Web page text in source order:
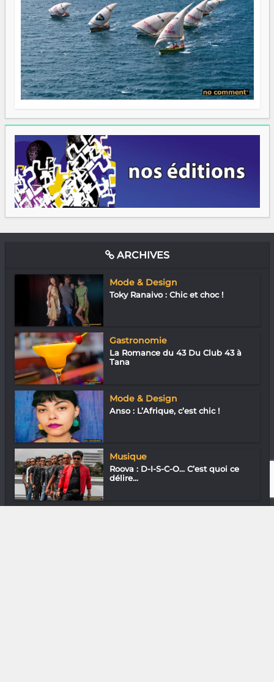
ARCHIVES
Mode & Design
Toky Ranaivo : Chic et choc !
Gastronomie
La Romance du 43 Du Club 43 à
Tana
Mode & Design
Anso : L’Afrique, c’est chic !
Musique
Roova : D-I-S-C-O… C’est quoi ce
délire...